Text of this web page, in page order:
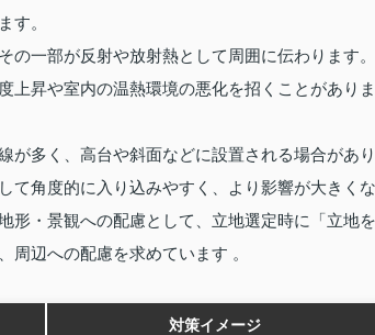
す。
一部が反射や放射熱として周囲に伝わります。
上昇や室内の温熱環境の悪化を招くことがありま
が多く、高台や斜面などに設置される場合があり
て角度的に入り込みやすく、より影響が大きくな
形・景観への配慮として、立地選定時に「立地を
辺への配慮を求めています 。
対策イメージ